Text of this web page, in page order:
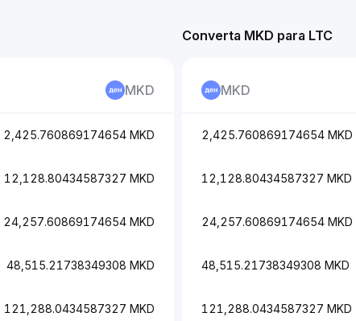
MKD
2,425.760869174654 MKD
12,128.80434587327 MKD
24,257.60869174654 MKD
48,515.21738349308 MKD
121,288.0434587327 MKD
Converta MKD para LTC
MKD
2,425.760869174654 MKD
12,128.80434587327 MKD
24,257.60869174654 MKD
48,515.21738349308 MKD
121,288.0434587327 MKD